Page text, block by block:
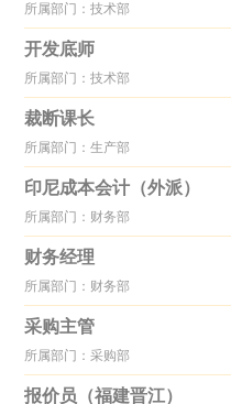
所属部门：技术部
开发底师
所属部门：技术部
裁断课长
所属部门：生产部
印尼成本会计（外派）
所属部门：财务部
财务经理
所属部门：财务部
采购主管
所属部门：采购部
报价员（福建晋江）